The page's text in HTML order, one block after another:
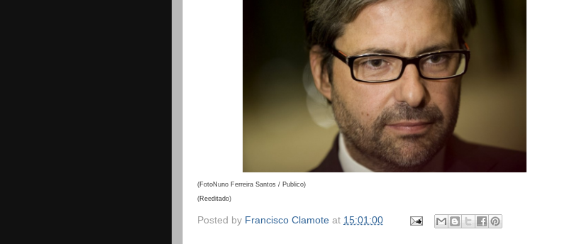
(FotoNuno Ferreira Santos / Publico)
(Reeditado)
Posted by Francisco Clamote at 15:01:00